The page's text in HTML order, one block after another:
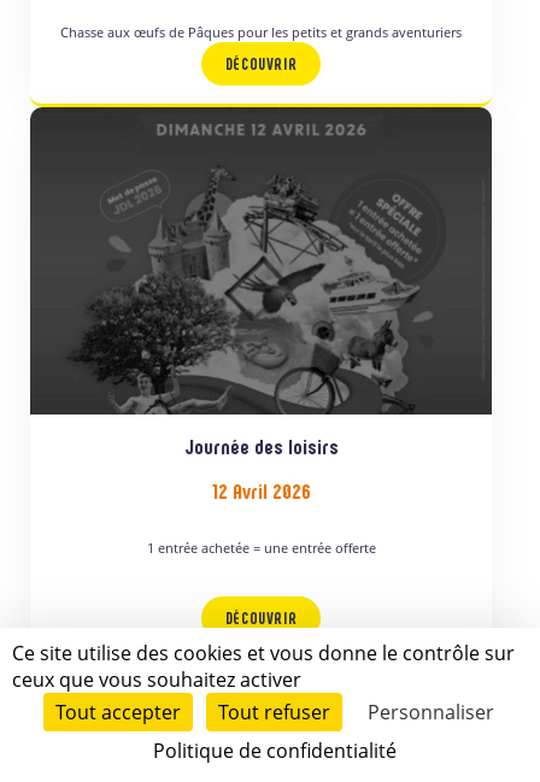
Chasse aux œufs de Pâques pour les petits et grands aventuriers
DÉCOUVRIR
OFFRE PROMOTIONNELLE
POUR LES CLIENTS DU PARC
Journée des loisirs
12 Avril 2026
1 entrée achetée = une entrée offerte
DÉCOUVRIR
JE RÉSERVE MON ACTIVITÉ!
Ce site utilise des cookies et vous donne le contrôle sur
ceux que vous souhaitez activer
Tout accepter
Tout refuser
Personnaliser
Politique de confidentialité